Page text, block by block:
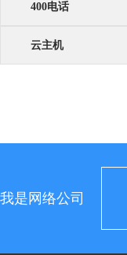
400电话
云主机
我是网络公司